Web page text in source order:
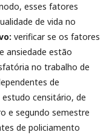
esses fatores
de vida no
verificar se os fatores
ansiedade estão
no trabalho de
de
estudo censitário, de
e segundo semestre
de policiamento